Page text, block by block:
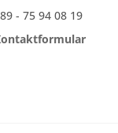
- 75 94 08 19